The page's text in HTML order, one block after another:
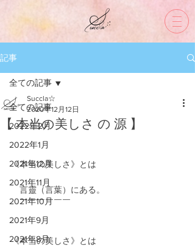
記事
全ての記事
2022年2月
2022年1月
2021年12月
2021年11月
2021年10月
2021年9月
2021年8月
全ての記事
【 本当の美しさ の 源 】
Succla☆
2020年12月12日
《本当の美しさ》とは
言靈（言葉）にある。
￣￣￣￣￣￣
《本当の美しさ》とは